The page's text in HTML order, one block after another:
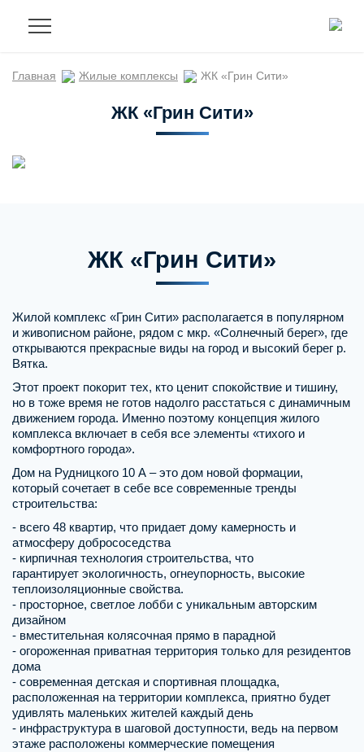
Главная Жилые комплексы ЖК «Грин Сити»
ЖК «Грин Сити»
ЖК «Грин Сити»
Жилой комплекс «Грин Сити» располагается в популярном
и живописном районе, рядом с мкр. «Солнечный берег», где
открываются прекрасные виды на город и высокий берег р.
Вятка.
Этот проект покорит тех, кто ценит спокойствие и тишину,
но в тоже время не готов надолго расстаться с динамичным
движением города. Именно поэтому концепция жилого
комплекса включает в себя все элементы «тихого и
комфортного города».
Дом на Рудницкого 10 А – это дом новой формации,
который сочетает в себе все современные тренды
строительства:
- всего 48 квартир, что придает дому камерность и
атмосферу добрососедства
- кирпичная технология строительства, что
гарантирует экологичность, огнеупорность, высокие
теплоизоляционные свойства.
- просторное, светлое лобби с уникальным авторским
дизайном
- вместительная колясочная прямо в парадной
- огороженная приватная территория только для резидентов
дома
- современная детская и спортивная площадка,
расположенная на территории комплекса, приятно будет
удивлять маленьких жителей каждый день
- инфраструктура в шаговой доступности, ведь на первом
этаже расположены коммерческие помещения